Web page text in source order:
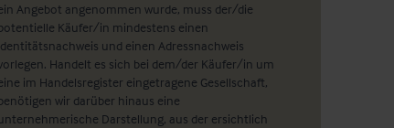
Angebot angenommen wurde, muss der/die
Käufer/in mindestens einen
und einen Adressnachweis
Handelt es sich bei dem/der Käufer/in um
im Handelsregister eingetragene Gesellschaft,
wir darüber hinaus eine
Darstellung, aus der ersichtlich